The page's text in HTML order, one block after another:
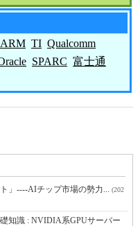
ARM TI Qualcomm
SPARC 富士通
」----AIチップ市場の勢力... (202
知識 : NVIDIA系GPUサーバー